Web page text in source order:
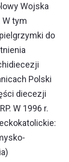
Wojska
W tym
do
Polski
diecezji
W 1996 r.